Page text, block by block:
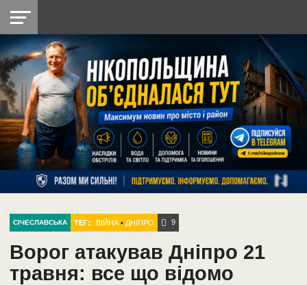
НІКОПОЛЬ
РАЙОН
СІЧЕСЛАВСЬКА
УКРАЇНА
РЕТРО
НІКОПОЛЬ
ЛАЙТ
УКРАЇНА
ДОПОМОГА
РАДІО
СІЧЕСЛАВСЬКА ТЕГ: ВІЙНА • ДНІПРО 9
Ворог атакував Дніпро 21
травня: все що відомо